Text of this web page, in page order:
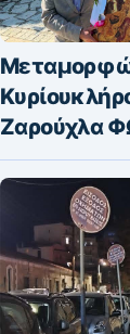
Ζαρούχλα